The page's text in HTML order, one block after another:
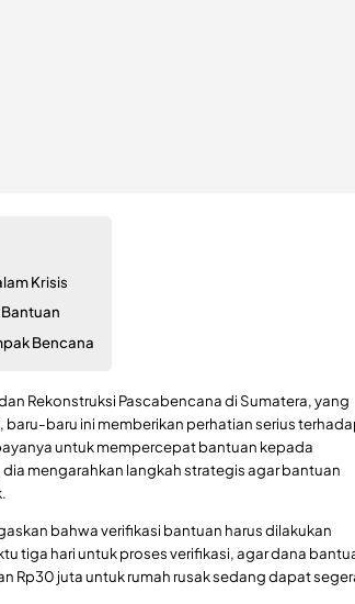
Krisis
Bencana
Rekonstruksi Pascabencana di Sumatera, yang
baru ini memberikan perhatian serius
untuk mempercepat bantuan kepada
mengarahkan langkah strategis agar bantuan
bahwa verifikasi bantuan harus dilakukan
tiga hari untuk proses verifikasi, agar dana
Rp30 juta untuk rumah rusak sedang dapat